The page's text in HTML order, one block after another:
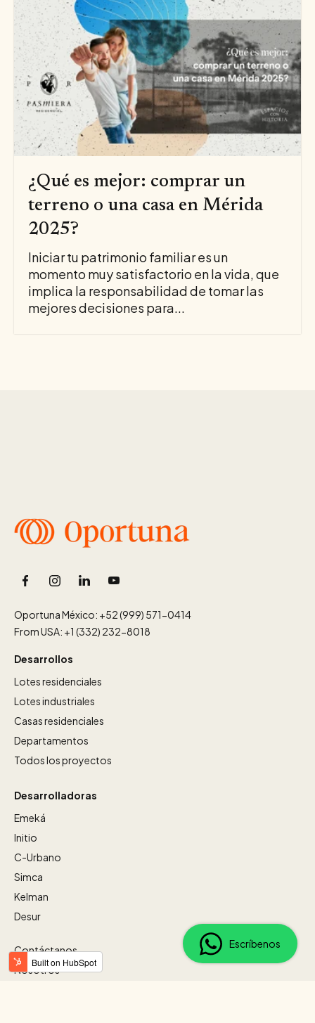
¿Qué es mejor: comprar un
terreno o una casa en Mérida
2025?
Iniciar tu patrimonio familiar es un
momento muy satisfactorio en la vida, que
implica la responsabilidad de tomar las
mejores decisiones para...
Escríbenos
Oportuna México: +52 (999) 571-0414
From USA: +1 (332) 232-8018
Desarrollos
Lotes residenciales
Lotes industriales
Casas residenciales
Departamentos
Todos los proyectos
Desarrolladoras
Emeká
Initio
C-Urbano
Simca
Kelman
Desur
Contáctanos
Nosotros